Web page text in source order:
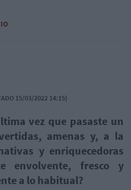
15/03/2022 14:15)
vez que pasaste un
amenas y, a la
y enriquecedoras
envolvente, fresco y
a lo habitual?